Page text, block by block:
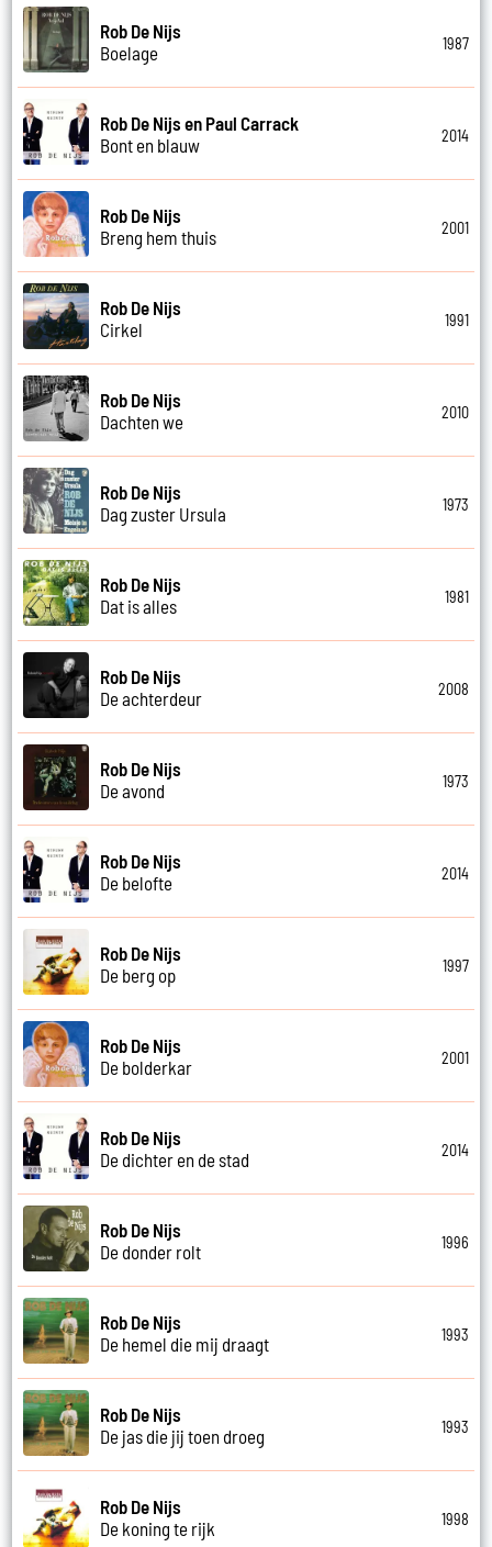
Rob De Nijs
Boelage
1987
Rob De Nijs en Paul Carrack
Bont en blauw
2014
Rob De Nijs
Breng hem thuis
2001
Rob De Nijs
Cirkel
1991
Rob De Nijs
Dachten we
2010
Rob De Nijs
Dag zuster Ursula
1973
Rob De Nijs
Dat is alles
1981
Rob De Nijs
De achterdeur
2008
Rob De Nijs
De avond
1973
Rob De Nijs
De belofte
2014
Rob De Nijs
De berg op
1997
Rob De Nijs
De bolderkar
2001
Rob De Nijs
De dichter en de stad
2014
Rob De Nijs
De donder rolt
1996
Rob De Nijs
De hemel die mij draagt
1993
Rob De Nijs
De jas die jij toen droeg
1993
Rob De Nijs
De koning te rijk
1998